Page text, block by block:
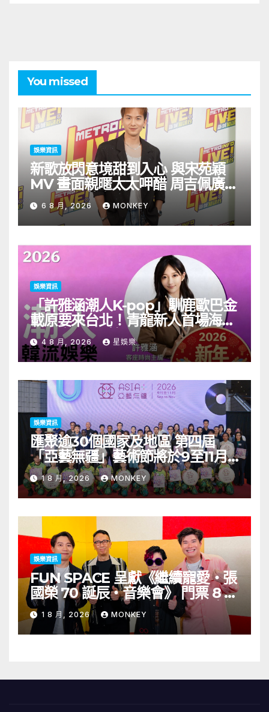
You missed
娛樂資訊
新歌放閃意境甜到入心 與宋苑穎
MV 畫面親暱太太呷醋 周吉佩廣州
一日三場熱血 Busking
6 8 月, 2026 MONKEY
娛樂資訊
「許雅涵潮人K-pop」馴鹿歐巴金
載原要來台北！青龍新人首場海外
見面會8/9開搶
4 8 月, 2026 星娛樂
娛樂資訊
匯聚逾30個國家及地區 第四屆
「亞藝無疆」藝術節將於9至11月
舉行 開幕節目《三角演義》音樂會
演出陣容包括王雙駿夥拍恭碩良 聯
同來自蒙古的Uuhai、韓國的
KARDI和泰國的KIKI震懾舞台
1 8 月, 2026 MONKEY
娛樂資訊
FUN SPACE 呈獻《繼續寵愛・張
國榮 70 誕辰・音樂會》 門票 8 月
1 日至 10 日於「健康．旦」優先訂
購
1 8 月, 2026 MONKEY